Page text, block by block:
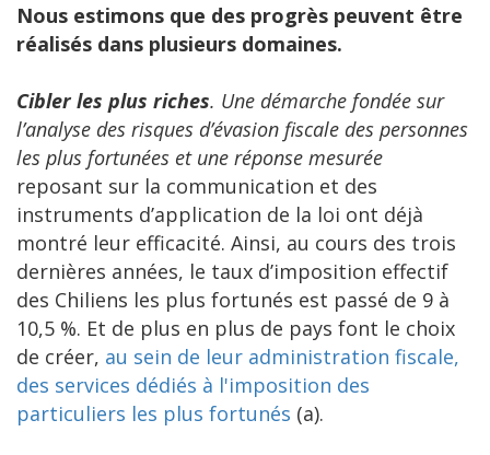
Nous estimons que des progrès peuvent être
réalisés dans plusieurs domaines.
Cibler les plus riches. Une démarche fondée sur
l’analyse des risques d’évasion fiscale des personnes
les plus fortunées et une réponse mesurée
reposant sur la communication et des
instruments d’application de la loi ont déjà
montré leur efficacité. Ainsi, au cours des trois
dernières années, le taux d’imposition effectif
des Chiliens les plus fortunés est passé de 9 à
10,5 %. Et de plus en plus de pays font le choix
de créer, au sein de leur administration fiscale,
des services dédiés à l'imposition des
particuliers les plus fortunés (a).